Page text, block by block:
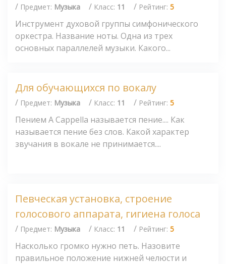
/ Предмет: Музыка / Класс: 11 / Рейтинг: 5
Инструмент духовой группы симфонического
оркестра. Название ноты. Одна из трех
основных параллелей музыки. Какого...
Для обучающихся по вокалу
/ Предмет: Музыка / Класс: 11 / Рейтинг: 5
Пением А Сарреllа называется пение.... Как
называется пение без слов. Какой характер
звучания в вокале не принимается....
Певческая установка, строение
голосового аппарата, гигиена голоса
/ Предмет: Музыка / Класс: 11 / Рейтинг: 5
Насколько громко нужно петь. Назовите
правильное положение нижней челюсти и